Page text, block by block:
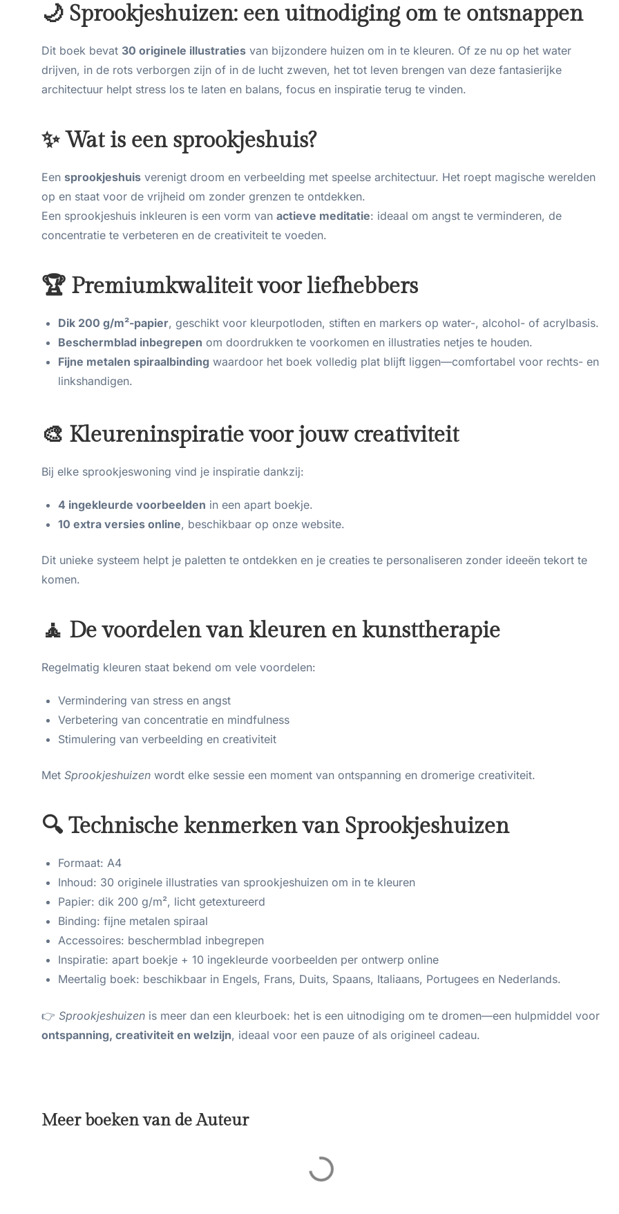
🌙 Sprookjeshuizen: een uitnodiging om te ontsnappen
Dit boek bevat 30 originele illustraties van bijzondere huizen om in te kleuren. Of ze nu op het water
drijven, in de rots verborgen zijn of in de lucht zweven, het tot leven brengen van deze fantasierijke
architectuur helpt stress los te laten en balans, focus en inspiratie terug te vinden.
✨ Wat is een sprookjeshuis?
Een sprookjeshuis verenigt droom en verbeelding met speelse architectuur. Het roept magische werelden
op en staat voor de vrijheid om zonder grenzen te ontdekken.
Een sprookjeshuis inkleuren is een vorm van actieve meditatie: ideaal om angst te verminderen, de
concentratie te verbeteren en de creativiteit te voeden.
🏆 Premiumkwaliteit voor liefhebbers
Dik 200 g/m²-papier, geschikt voor kleurpotloden, stiften en markers op water-, alcohol- of acrylbasis.
Beschermblad inbegrepen om doordrukken te voorkomen en illustraties netjes te houden.
Fijne metalen spiraalbinding waardoor het boek volledig plat blijft liggen—comfortabel voor rechts- en
linkshandigen.
🎨 Kleureninspiratie voor jouw creativiteit
Bij elke sprookjeswoning vind je inspiratie dankzij:
4 ingekleurde voorbeelden in een apart boekje.
10 extra versies online, beschikbaar op onze website.
Dit unieke systeem helpt je paletten te ontdekken en je creaties te personaliseren zonder ideeën tekort te
komen.
🧘 De voordelen van kleuren en kunsttherapie
Regelmatig kleuren staat bekend om vele voordelen:
Vermindering van stress en angst
Verbetering van concentratie en mindfulness
Stimulering van verbeelding en creativiteit
Met Sprookjeshuizen wordt elke sessie een moment van ontspanning en dromerige creativiteit.
🔍 Technische kenmerken van Sprookjeshuizen
Formaat: A4
Inhoud: 30 originele illustraties van sprookjeshuizen om in te kleuren
Papier: dik 200 g/m², licht getextureerd
Binding: fijne metalen spiraal
Accessoires: beschermblad inbegrepen
Inspiratie: apart boekje + 10 ingekleurde voorbeelden per ontwerp online
Meertalig boek: beschikbaar in Engels, Frans, Duits, Spaans, Italiaans, Portugees en Nederlands.
👉 Sprookjeshuizen is meer dan een kleurboek: het is een uitnodiging om te dromen—een hulpmiddel voor
ontspanning, creativiteit en welzijn, ideaal voor een pauze of als origineel cadeau.
Meer boeken van de Auteur